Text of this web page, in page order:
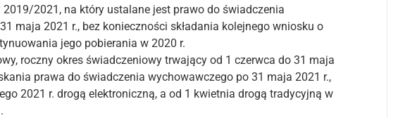
2021, na który ustalane jest prawo do świadczenia
maja 2021 r., bez konieczności składania kolejnego wniosku o
jego pobierania w 2020 r.
roczny okres świadczeniowy trwający od 1 czerwca do 31 maja
prawa do świadczenia wychowawczego po 31 maja 2021 r.,
2021 r. drogą elektroniczną, a od 1 kwietnia drogą tradycyjną w